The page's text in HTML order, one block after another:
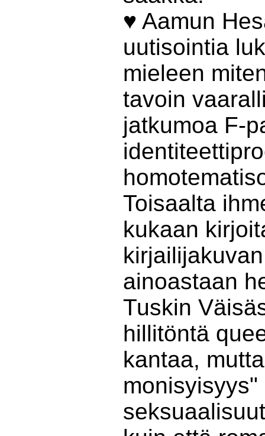
♥ Aamun
uutisointia
mieleen
tavoin
jatkumoa F-
Toisaalta
kukaan
ainoastaan
Tuskin
hillitöntä
kantaa,